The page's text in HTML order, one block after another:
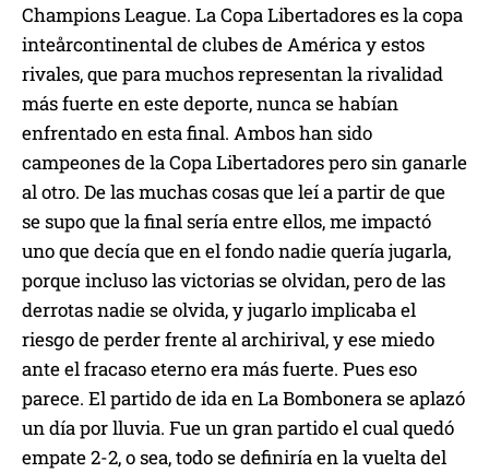
Champions League. La Copa Libertadores es la copa
inteårcontinental de clubes de América y estos
rivales, que para muchos representan la rivalidad
más fuerte en este deporte, nunca se habían
enfrentado en esta final. Ambos han sido
campeones de la Copa Libertadores pero sin ganarle
al otro. De las muchas cosas que leí a partir de que
se supo que la final sería entre ellos, me impactó
uno que decía que en el fondo nadie quería jugarla,
porque incluso las victorias se olvidan, pero de las
derrotas nadie se olvida, y jugarlo implicaba el
riesgo de perder frente al archirival, y ese miedo
ante el fracaso eterno era más fuerte. Pues eso
parece. El partido de ida en La Bombonera se aplazó
un día por lluvia. Fue un gran partido el cual quedó
empate 2-2, o sea, todo se definiría en la vuelta del